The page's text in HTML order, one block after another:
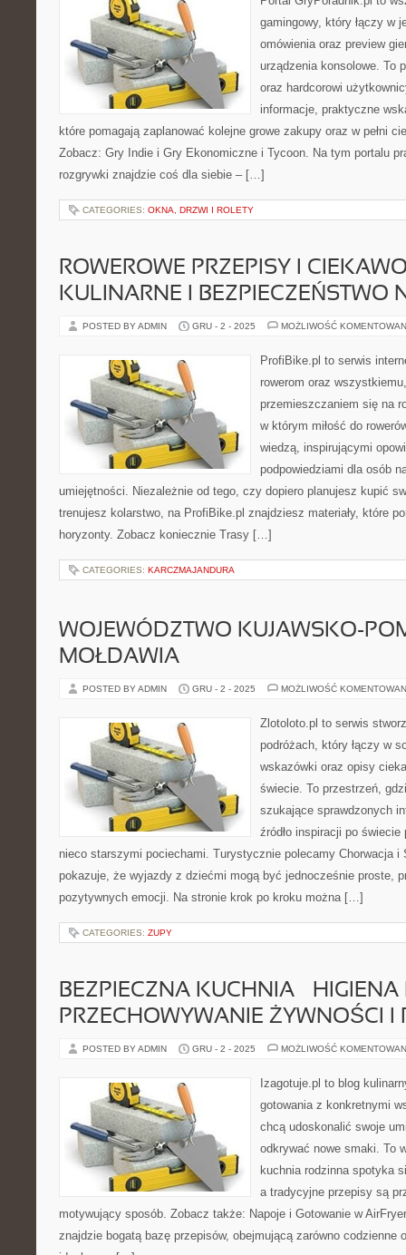
gamingowy, który łączy w
omówienia oraz preview
urządzenia konsolowe. To
oraz hardcorowi
informacje, praktyczne
które pomagają zaplanować kolejne growe zakupy oraz w pełni
Zobacz: Gry Indie i Gry Ekonomiczne i Tycoon. Na tym portalu
rozgrywki znajdzie coś dla siebie – […]
CATEGORIES: OKNA, DRZWI I ROLETY
ROWEROWE PRZEPISY I
KULINARNE I BEZPIECZEŃSTWO
POSTED BY ADMIN GRU - 2 - 2025 MOŻLIWOŚĆ
ProfiBike.pl to serwis
rowerom oraz
przemieszczaniem się na
w którym miłość do
wiedzą, inspirującymi
podpowiedziami dla osób
umiejętności. Niezależnie od tego, czy dopiero planujesz kupić
trenujesz kolarstwo, na ProfiBike.pl znajdziesz materiały, które
horyzonty. Zobacz koniecznie Trasy […]
CATEGORIES: KARCZMAJANDURA
WOJEWÓDZTWO KUJAWSKO-
MOŁDAWIA
POSTED BY ADMIN GRU - 2 - 2025 MOŻLIWOŚĆ
Zlotoloto.pl to serwis
podróżach, który łączy w
wskazówki oraz opisy
świecie. To przestrzeń,
szukające sprawdzonych
źródło inspiracji po
nieco starszymi pociechami. Turystycznie polecamy Chorwacja i
pokazuje, że wyjazdy z dziećmi mogą być jednocześnie proste,
pozytywnych emocji. Na stronie krok po kroku można […]
CATEGORIES: ZUPY
BEZPIECZNA KUCHNIA – HIGIENA
PRZECHOWYWANIE ŻYWNOŚCI I
POSTED BY ADMIN GRU - 2 - 2025 MOŻLIWOŚĆ
Izagotuje.pl to blog
gotowania z konkretnymi
chcą udoskonalić swoje
odkrywać nowe smaki. To
kuchnia rodzinna spotyka
a tradycyjne przepisy są
motywujący sposób. Zobacz także: Napoje i Gotowanie w
znajdzie bogatą bazę przepisów, obejmującą zarówno codzienne